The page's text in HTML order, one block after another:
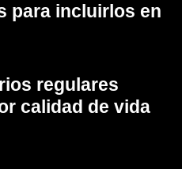
para incluirlos en
regulares
calidad de vida